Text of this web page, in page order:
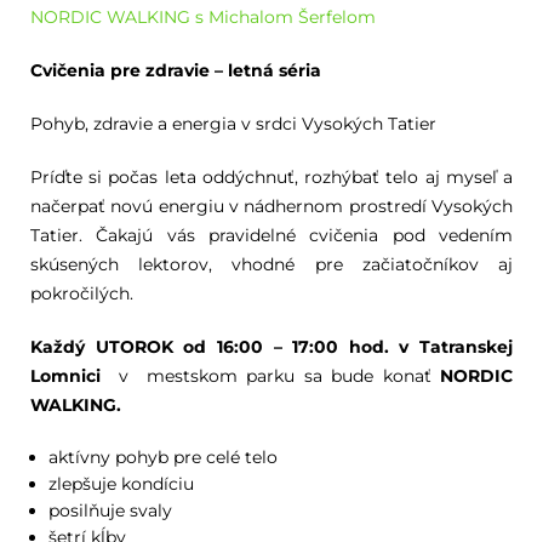
NORDIC WALKING s Michalom Šerfelom
Cvičenia pre zdravie – letná séria
Pohyb, zdravie a energia v srdci Vysokých Tatier
Príďte si počas leta oddýchnuť, rozhýbať telo aj myseľ a
načerpať novú energiu v nádhernom prostredí Vysokých
Tatier. Čakajú vás pravidelné cvičenia pod vedením
skúsených lektorov, vhodné pre začiatočníkov aj
pokročilých.
Každý UTOROK od 16:00 – 17:00 hod. v Tatranskej
Lomnici
v mestskom parku sa bude konať NORDIC
WALKING.
aktívny pohyb pre celé telo
zlepšuje kondíciu
posilňuje svaly
šetrí kĺby